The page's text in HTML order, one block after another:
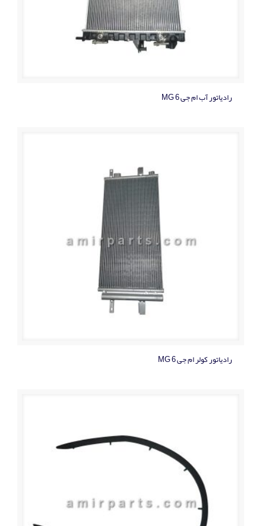
رادياتور آب ام جی MG 6
رادياتور کولر ام جی MG 6